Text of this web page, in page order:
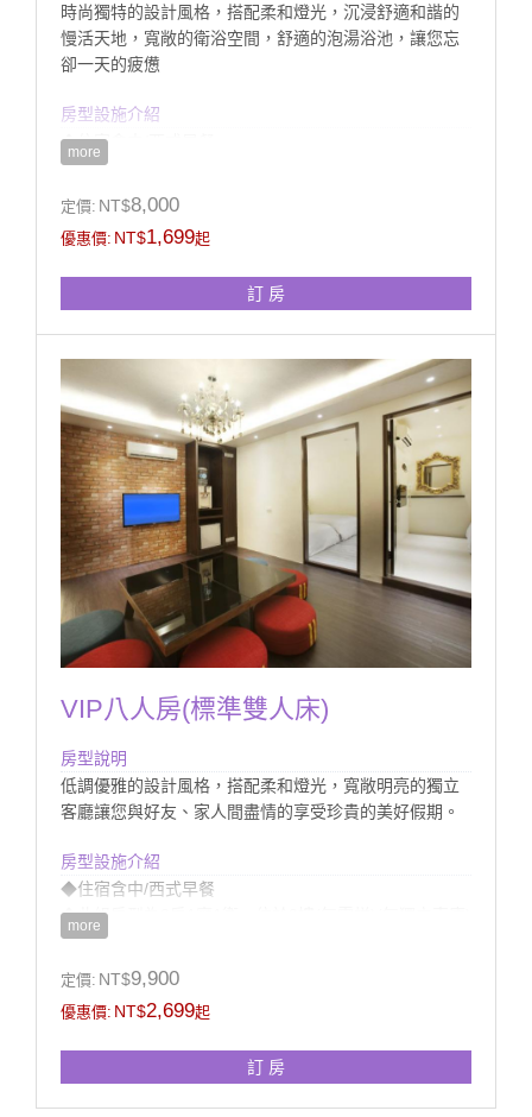
時尚獨特的設計風格，搭配柔和燈光，沉浸舒適和諧的
慢活天地，寬敞的衛浴空間，舒適的泡湯浴池，讓您忘
卻一天的疲憊
房型設施介紹
◆住宿含中/西式早餐
◆此組房型位於2樓(無電梯)、帶有獨立客廳(無獨立車
◆提供館內室外電腦監控停車場
◆房內衛浴提供浴缸(無溫泉)、獨立淋浴設備
more
定價: NT$8,000
優惠價: NT$1,699起
訂 房
VIP八人房(標準雙人床)
房型說明
低調優雅的設計風格，搭配柔和燈光，寬敞明亮的獨立
客廳讓您與好友、家人間盡情的享受珍貴的美好假期。
房型設施介紹
◆住宿含中/西式早餐
◆此組房型為2房1廳1衛、位於2樓(無電梯)(無獨立車庫)
◆提供館內室外電腦監控停車場
◆房內衛浴提供浴缸(無溫泉)、獨立淋浴設備
more
定價: NT$9,900
優惠價: NT$2,699起
訂 房